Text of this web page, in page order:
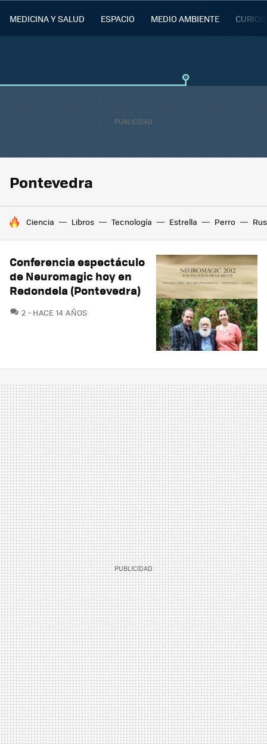
MEDICINA Y SALUD ESPACIO MEDIO AMBIENTE
Pontevedra
HOY SE HABLA DE
Ciencia Libros Tecnología Estrella Perro
Conferencia espectáculo
de Neuromagic hoy en
Redondela (Pontevedra)
2 COMENTARIOS
HACE 14 AÑOS